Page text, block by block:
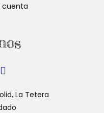
cuenta
abre
en
La Tetera